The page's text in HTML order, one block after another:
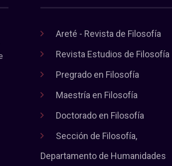
Areté - Revista de Filosofía
Revista Estudios de Filosofía
Pregrado en Filosofía
Maestría en Filosofía
Doctorado en Filosofía
Sección de Filosofía,
Departamento de Humanidades